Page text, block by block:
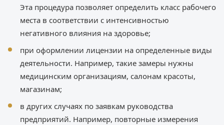
Эта процедура позволяет определить класс рабочего
места в соответствии с интенсивностью
негативного влияния на здоровье;
при оформлении лицензии на определенные виды
деятельности. Например, такие замеры нужны
медицинским организациям, салонам красоты,
магазинам;
в других случаях по заявкам руководства
предприятий. Например, повторные измерения